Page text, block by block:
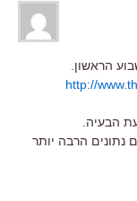
הראשון.
http://
נתונים הרבה יותר